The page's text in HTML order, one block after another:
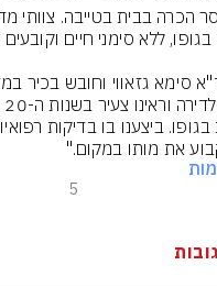
את מותו במקום."
5